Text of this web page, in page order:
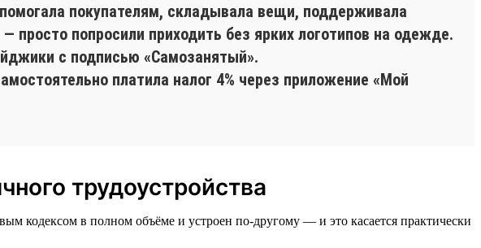
покупателям, складывала вещи, поддерживала
попросили приходить без ярких логотипов на одежде.
с подписью «Самозанятый».
платила налог 4% через приложение «Мой
трудоустройства
кодексом в полном объёме и устроен по-другому — и это касается практически